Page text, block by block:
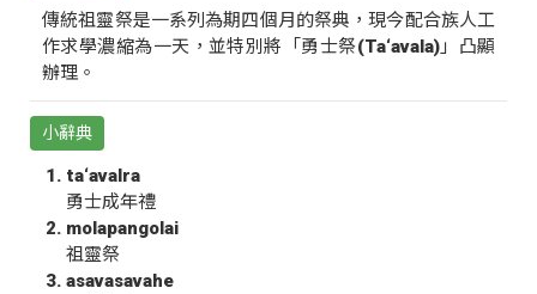
傳統祖靈祭是一系列為期四個月的祭典，現今配合族人工
作求學濃縮為一天，並特別將「勇士祭(Ta‘avala)」凸顯
辦理。
小辭典
ta‘avalra
勇士成年禮
molapangolai
祖靈祭
asavasavahe